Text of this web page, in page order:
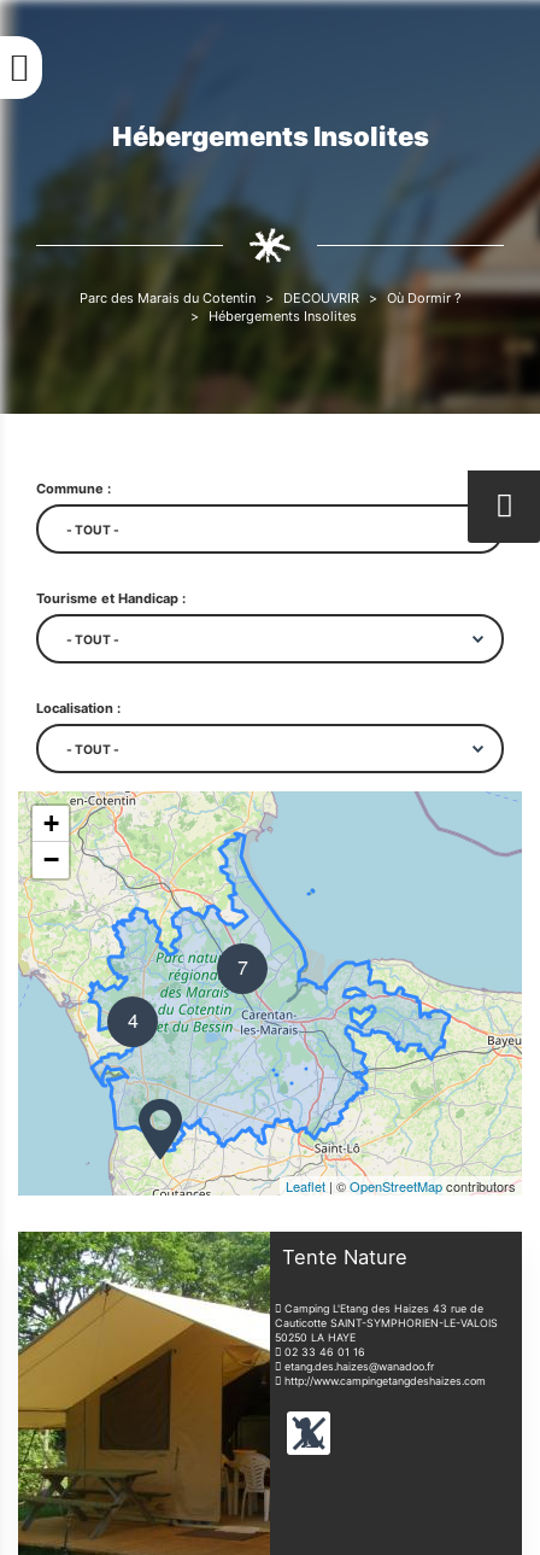
Aller
contenu
principal
Fil
d'Ariane
Hébergements Insolites
d'Ariane
Parc des Marais du Cotentin DECOUVRIR
Où Dormir ?
Hébergements Insolites
Commune :
Tourisme et Handicap :
Localisation :
4
7
+
−
Leaflet | ©OpenStreetMapcontributors
Tente Nature
Camping L'Etang des Haizes 43 rue de
Cauticotte SAINT-SYMPHORIEN-LE-VALOIS
50250 LA HAYE
02 33 46 01 16
etang.des.haizes@wanadoo.fr
http://www.campingetangdeshaizes.com